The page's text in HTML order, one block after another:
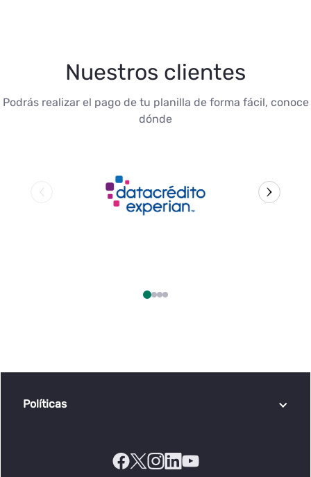
Nuestros clientes
Podrás realizar el pago de tu planilla de forma fácil, conoce
dónde
Políticas
Protección de datos
Código del buen gobierno